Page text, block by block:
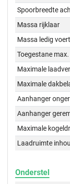
Spoorbreedte
Massa rijklaar
Massa ledig
Toegestane
Maximale
Maximale
Aanhanger
Aanhanger
Maximale
Laadruimte
Onderstel